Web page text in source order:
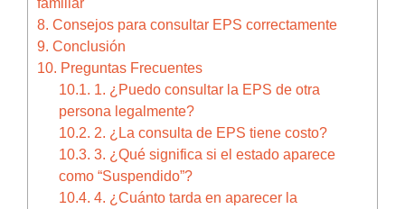
8. Consejos para consultar EPS correctamente
9. Conclusión
10. Preguntas Frecuentes
10.1.
1. ¿Puedo consultar la EPS de otra
persona legalmente?
10.2. 2. ¿La consulta de EPS tiene costo?
10.3. 3. ¿Qué significa si el estado aparece
como “Suspendido”?
10.4. 4. ¿Cuánto tarda en aparecer la